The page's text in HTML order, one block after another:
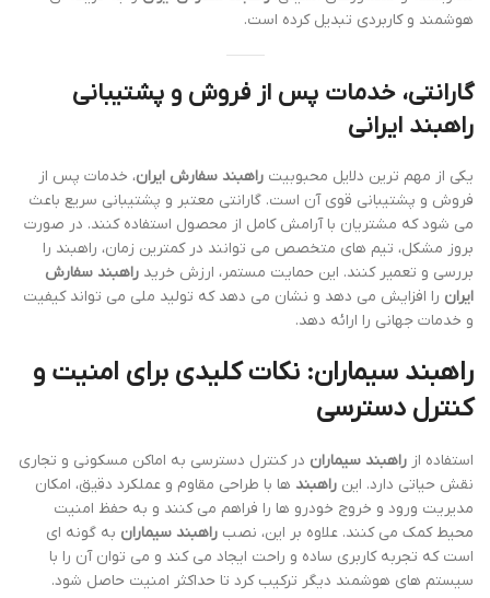
هوشمند و کاربردی تبدیل کرده است.
گارانتی، خدمات پس از فروش و پشتیبانی
راهبند ایرانی
یکی از مهم ترین دلایل محبوبیت راهبند سفارش ایران، خدمات پس از
فروش و پشتیبانی قوی آن است. گارانتی معتبر و پشتیبانی سریع باعث
می شود که مشتریان با آرامش کامل از محصول استفاده کنند. در صورت
بروز مشکل، تیم های متخصص می توانند در کمترین زمان، راهبند را
بررسی و تعمیر کنند. این حمایت مستمر، ارزش خرید راهبند سفارش
ایران را افزایش می دهد و نشان می دهد که تولید ملی می تواند کیفیت
و خدمات جهانی را ارائه دهد.
راهبند سیماران: نکات کلیدی برای امنیت و
کنترل دسترسی
استفاده از راهبند سیماران در کنترل دسترسی به اماکن مسکونی و تجاری
نقش حیاتی دارد. این راهبند ها با طراحی مقاوم و عملکرد دقیق، امکان
مدیریت ورود و خروج خودرو ها را فراهم می کنند و به حفظ امنیت
محیط کمک می کنند. علاوه بر این، نصب راهبند سیماران به گونه ای
است که تجربه کاربری ساده و راحت ایجاد می کند و می توان آن را با
سیستم های هوشمند دیگر ترکیب کرد تا حداکثر امنیت حاصل شود.